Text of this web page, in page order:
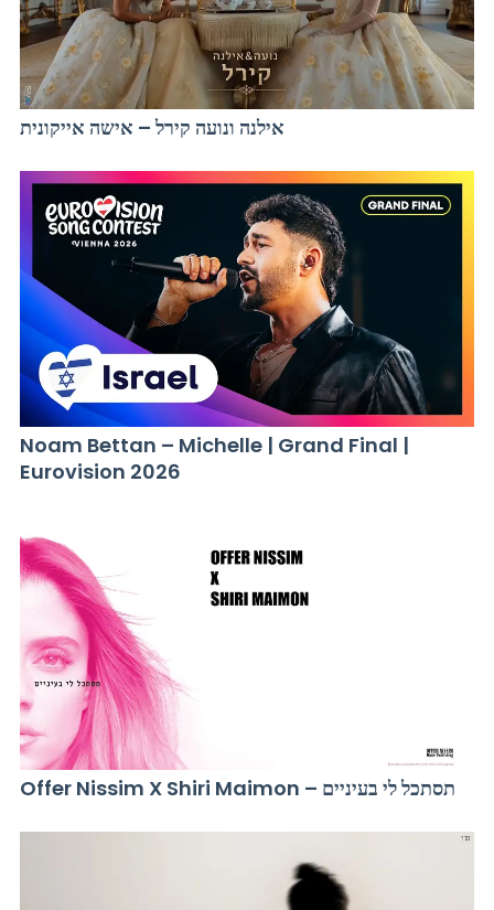
אילנה ונועה קירל – אישה אייקונית
Noam Bettan – Michelle | Grand Final |
Eurovision 2026
Offer Nissim X Shiri Maimon – תסתכל לי בעיניים